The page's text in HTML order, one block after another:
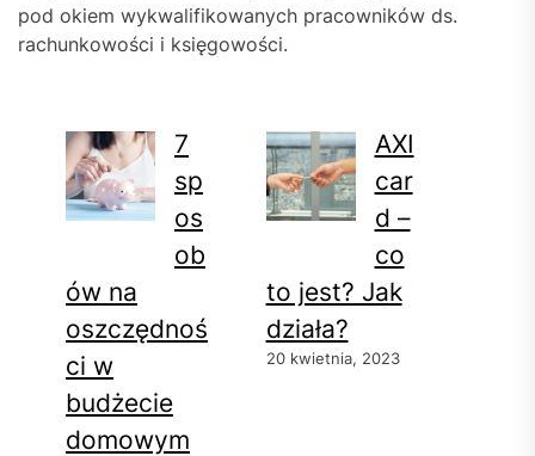
pod okiem wykwalifikowanych pracowników ds.
rachunkowości i księgowości.
7
sp
os
ob
ów na
oszczędnoś
ci w
budżecie
domowym
AXI
car
d –
co
to jest? Jak
działa?
20 kwietnia, 2023